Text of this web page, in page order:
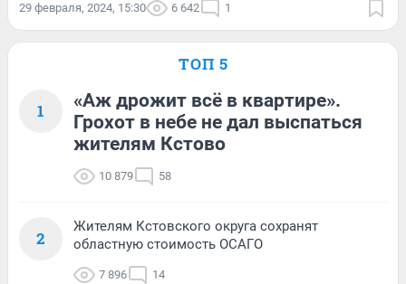
29 февраля, 2024, 15:30 6 642 1
ТОП 5
1
«Аж дрожит всё в квартире».
Грохот в небе не дал выспаться
жителям Кстово
10 879 58
2
Жителям Кстовского округа сохранят
областную стоимость ОСАГО
7 896 14